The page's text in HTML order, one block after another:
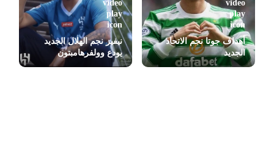
أهداف جوتا نجم الاتحاد
الجديد
نيفيز نجم الهلال الجديد
يودع وولفرهامبتون